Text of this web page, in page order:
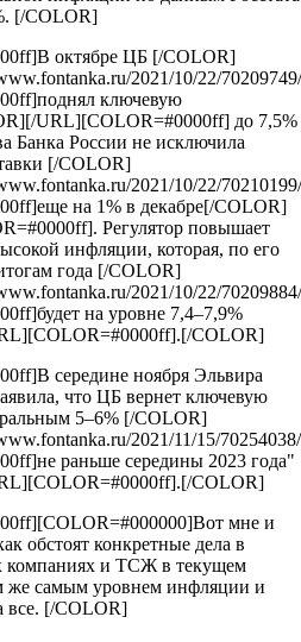
[/COLOR]
октябре ЦБ [/COLOR]
2021/10/22/
ключевую
URL][COLOR=#0000ff] до 7,5%
Банка России не исключила
[/COLOR]
2021/10/22/
на 1% в декабре[/COLOR]
Регулятор повышает
инфляции, которая, по его
года [/COLOR]
2021/10/22/
на уровне 7,4–7,9%
COLOR]
середине ноября Эльвира
что ЦБ вернет ключевую
5–6% [/COLOR]
2021/11/15/
раньше середины 2023 года"
COLOR]
мне и
обстоят конкретные дела в
компаниях и ТСЖ в текущем
же самым уровнем инфляции и
все. [/COLOR]